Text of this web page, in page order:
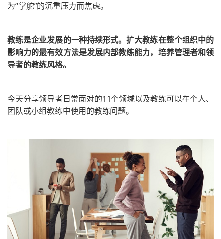
为“掌舵”的沉重压力而焦虑。
教练是企业发展的一种持续形式。扩大教练在整个组织中的
影响力的最有效方法是发展内部教练能力，培养管理者和领
导者的教练风格。
今天分享领导者日常面对的11个领域以及教练可以在个人、
团队或小组教练中使用的教练问题。